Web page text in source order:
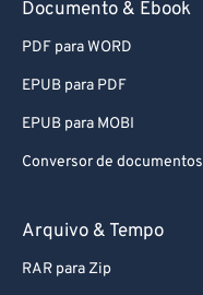
Documento & Ebook
PDF para WORD
EPUB para PDF
EPUB para MOBI
Conversor de documentos
Arquivo & Tempo
RAR para Zip